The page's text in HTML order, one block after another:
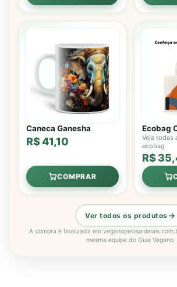
Caneca Ganesha
R$ 41,10
COMPRAR
Ecobag
Veja todas
ecobag
R$
Ver todos os produtos
A compra é finalizada em
mesma equipe do Guia Vegano.